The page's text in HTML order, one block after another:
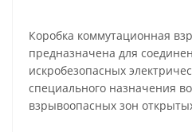
Коробка коммутационная
предназначена для
искробезопасных
специального назначения
взрывоопасных зон